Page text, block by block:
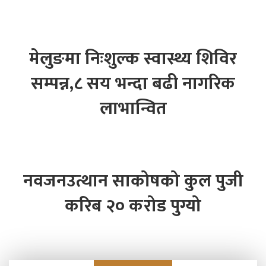
मेलुङमा निःशुल्क स्वास्थ्य शिविर
सम्पन्न,८ सय भन्दा बढी नागरिक
लाभान्वित
नवजनउत्थान साकोषको कुल पुजी
करिब २० करोड पुग्यो